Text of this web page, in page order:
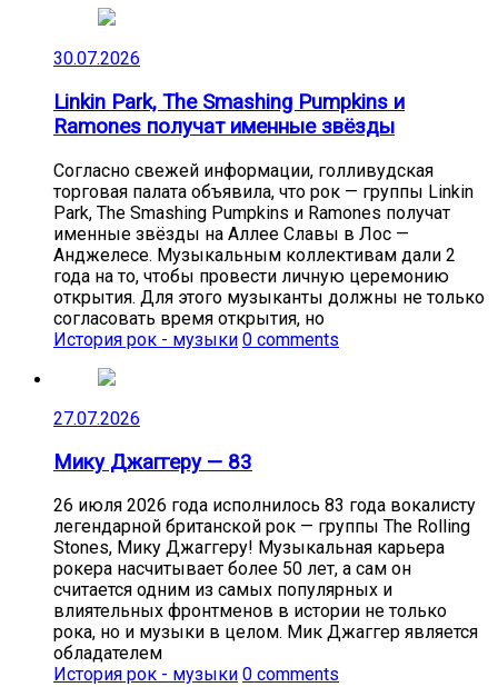
30.07.2026
Linkin Park, The Smashing Pumpkins и
Ramones получат именные звёзды
Согласно свежей информации, голливудская
торговая палата объявила, что рок — группы Linkin
Park, The Smashing Pumpkins и Ramones получат
именные звёзды на Аллее Славы в Лос —
Анджелесе. Музыкальным коллективам дали 2
года на то, чтобы провести личную церемонию
открытия. Для этого музыканты должны не только
согласовать время открытия, но
История рок - музыки 0 comments
27.07.2026
Мику Джаггеру — 83
26 июля 2026 года исполнилось 83 года вокалисту
легендарной британской рок — группы The Rolling
Stones, Мику Джаггеру! Музыкальная карьера
рокера насчитывает более 50 лет, а сам он
считается одним из самых популярных и
влиятельных фронтменов в истории не только
рока, но и музыки в целом. Мик Джаггер является
обладателем
История рок - музыки 0 comments